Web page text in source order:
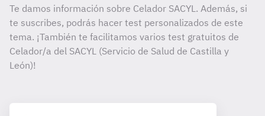
Te damos información sobre Celador SACYL. Además, si
te suscribes, podrás hacer test personalizados de este
tema. ¡También te facilitamos varios test gratuitos de
Celador/a del SACYL (Servicio de Salud de Castilla y
León)!